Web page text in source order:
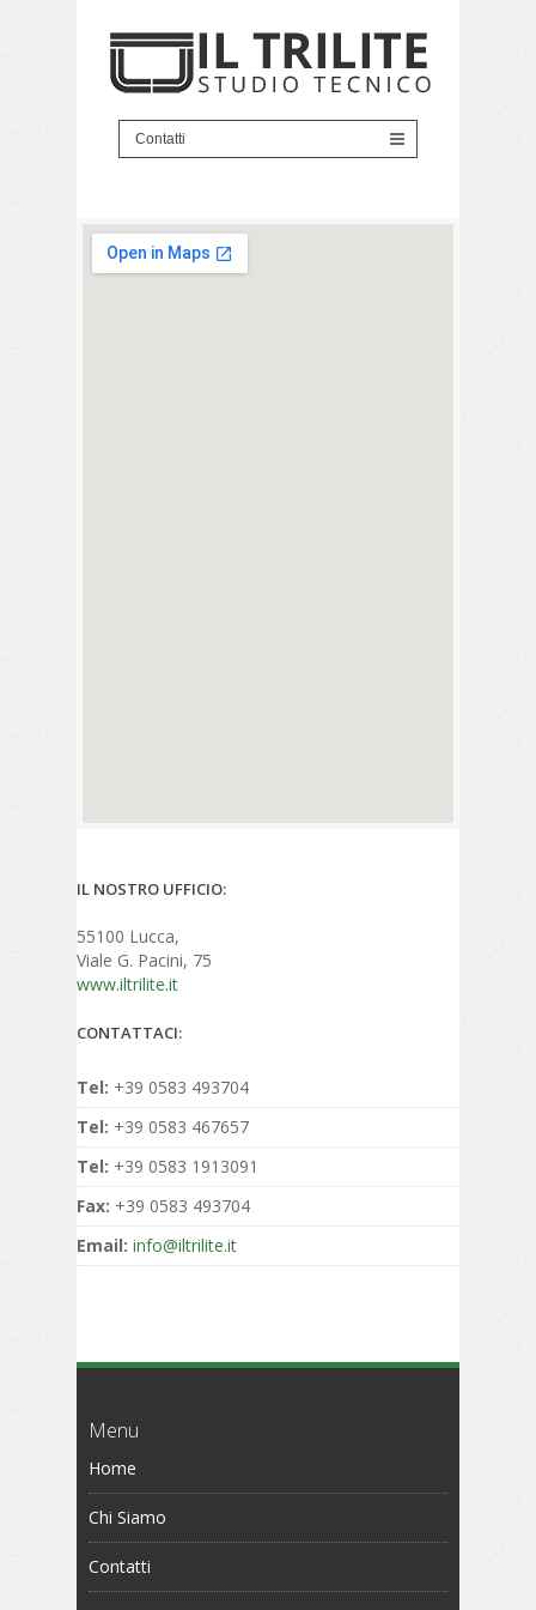
IL NOSTRO UFFICIO:
55100 Lucca,
Viale G. Pacini, 75
www.iltrilite.it
CONTATTACI:
Tel: +39 0583 493704
Tel: +39 0583 467657
Tel: +39 0583 1913091
Fax: +39 0583 493704
Email: info@iltrilite.it
Menu
Home
Chi Siamo
Contatti